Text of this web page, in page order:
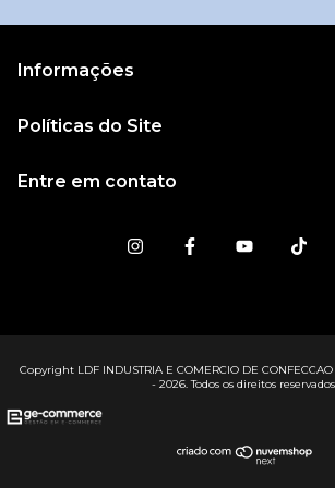
Informações
Políticas do Site
Entre em contato
Copyright LDF INDUSTRIA E COMERCIO DE
- 2026. Todos os direitos